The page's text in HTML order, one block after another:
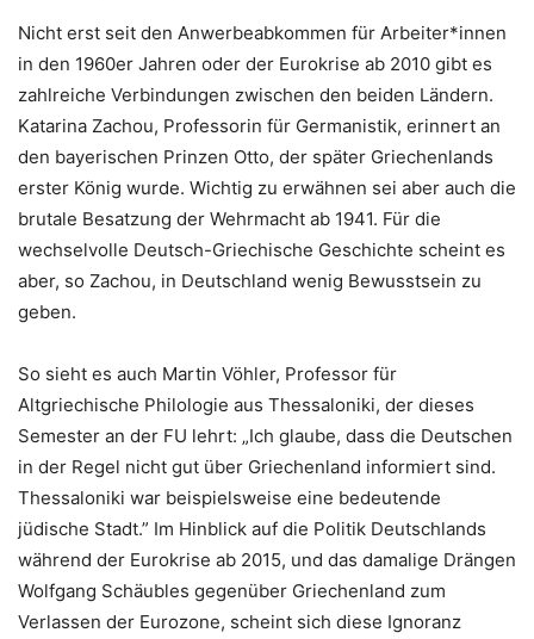
Nicht erst seit den Anwerbeabkommen für Arbeiter*innen
in den 1960er Jahren oder der Eurokrise ab 2010 gibt es
zahlreiche Verbindungen zwischen den beiden Ländern.
Katarina Zachou, Professorin für Germanistik, erinnert an
den bayerischen Prinzen Otto, der später Griechenlands
erster König wurde. Wichtig zu erwähnen sei aber auch die
brutale Besatzung der Wehrmacht ab 1941. Für die
wechselvolle Deutsch-Griechische Geschichte scheint es
aber, so Zachou, in Deutschland wenig Bewusstsein zu
geben.
So sieht es auch Martin Vöhler, Professor für
Altgriechische Philologie aus Thessaloniki, der dieses
Semester an der FU lehrt: „Ich glaube, dass die Deutschen
in der Regel nicht gut über Griechenland informiert sind.
Thessaloniki war beispielsweise eine bedeutende
jüdische Stadt.” Im Hinblick auf die Politik Deutschlands
während der Eurokrise ab 2015, und das damalige Drängen
Wolfgang Schäubles gegenüber Griechenland zum
Verlassen der Eurozone, scheint sich diese Ignoranz